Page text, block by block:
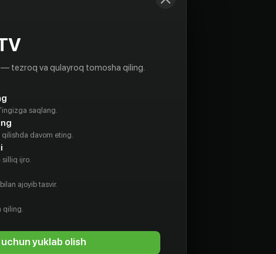
tezroq va qulayroq tomosha qiling.
saqlang.
qilishda davom eting.
silliq ijro.
ajoyib tasvir.
qiling.
yuklab olish